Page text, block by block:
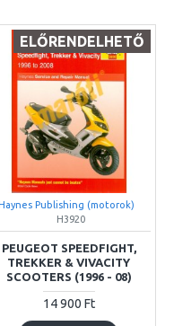
ELŐRENDELHETŐ
Publishing (motorok)
H3920
PEUGEOT SPEEDFIGHT,
TREKKER & VIVACITY
SCOOTERS (1996 - 08)
14 900 Ft